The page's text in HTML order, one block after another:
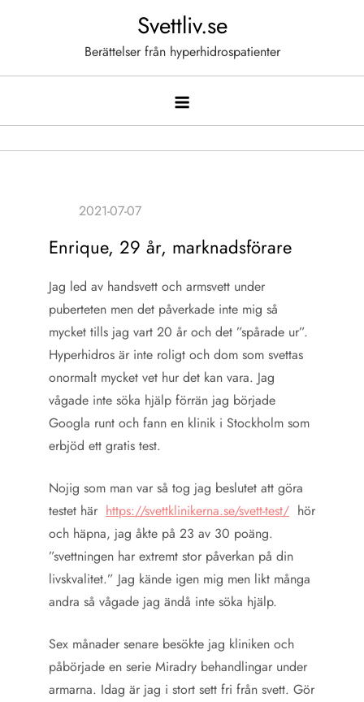
Svettliv.se
Berättelser från hyperhidrospatienter
Enrique, 29 år, marknadsförare
Jag led av handsvett och armsvett under
puberteten men det påverkade inte mig så
mycket tills jag vart 20 år och det ”spårade ur”.
Hyperhidros är inte roligt och dom som svettas
onormalt mycket vet hur det kan vara. Jag
vågade inte söka hjälp förrän jag började
Googla runt och fann en klinik i Stockholm som
erbjöd ett gratis test.
Nojig som man var så tog jag beslutet att göra
testet här https://svettklinikerna.se/svett-test/ hör
och häpna, jag åkte på 23 av 30 poäng.
”svettningen har extremt stor påverkan på din
livskvalitet.” Jag kände igen mig men likt många
andra så vågade jag ändå inte söka hjälp.
Sex månader senare besökte jag kliniken och
påbörjade en serie Miradry behandlingar under
armarna. Idag är jag i stort sett fri från svett. Gör